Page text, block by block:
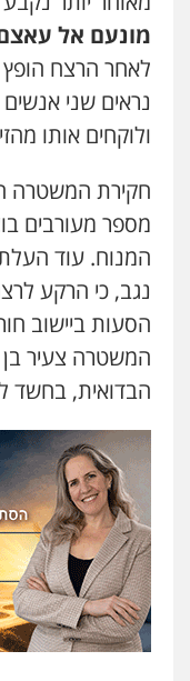
פלילי
פלילי
פלילי
גיל
פלילי
מונעם אל
לאחר הרצח
נראים שני
ולוקחים אותו
חקירת המשטרה
מספר מעורבים
המנוח. עוד
נגב, כי הרקע
הסעות ביישוב
הבדואית, בחשד